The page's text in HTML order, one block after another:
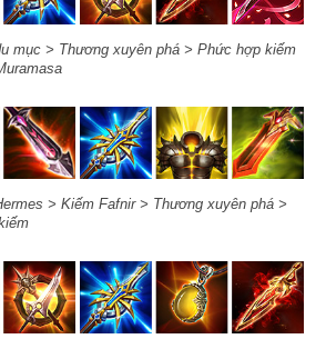
mục > Thương xuyên phá > Phức hợp kiếm
> Kiếm Fafnir > Thương xuyên phá >